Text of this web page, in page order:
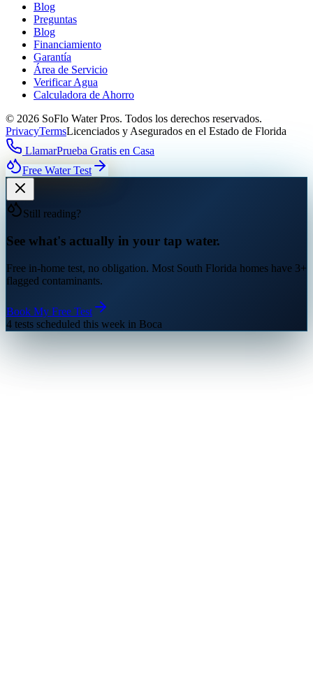
Blog
Preguntas
Blog
Financiamiento
Garantía
Área de Servicio
Verificar Agua
Calculadora de Ahorro
© 2026 SoFlo Water Pros. Todos los derechos reservados.
PrivacyTermsLicenciados y Asegurados en el Estado de Florida
LlamarPrueba Gratis en Casa
Free Water Test
Still reading?
See what's actually in your tap water.
Free in-home test, no obligation. Most South Florida homes have 3+
flagged contaminants.
Book My Free Test
4 tests scheduled this week in Boca